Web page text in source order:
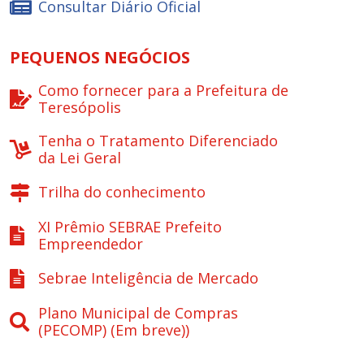
Consultar Diário Oficial
PEQUENOS NEGÓCIOS
Como fornecer para a Prefeitura de
Teresópolis
Tenha o Tratamento Diferenciado
da Lei Geral
Trilha do conhecimento
XI Prêmio SEBRAE Prefeito
Empreendedor
Sebrae Inteligência de Mercado
Plano Municipal de Compras
(PECOMP) (Em breve))